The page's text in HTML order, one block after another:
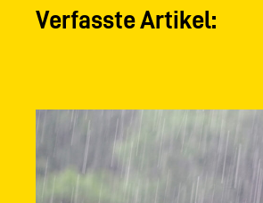
Verfasste Artikel: